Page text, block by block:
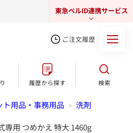
東急ベルID連携サービス
ンラインショップ
ご注文履歴
履歴から探す 検索
ト用品・事務用品 > 洗剤
専用 つめかえ 特大 1460g